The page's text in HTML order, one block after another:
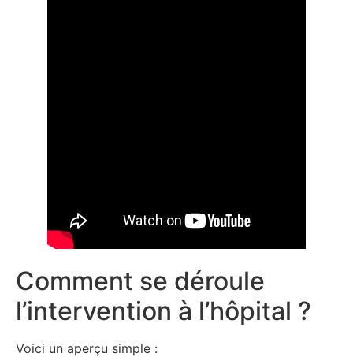
Comment se déroule
l’intervention à l’hôpital ?
Voici un aperçu simple :